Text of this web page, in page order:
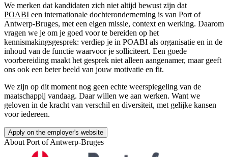
We merken dat kandidaten zich niet altijd bewust zijn dat
POABI een internationale dochteronderneming is van Port of
Antwerp-Bruges, met een eigen missie, context en werking. Daarom
vragen we je om je goed voor te bereiden op het
kennismakingsgesprek: verdiep je in POABI als organisatie en in de
inhoud van de functie waarvoor je solliciteert. Een goede
voorbereiding maakt het gesprek niet alleen aangenamer, maar geeft
ons ook een beter beeld van jouw motivatie en fit.
We zijn op dit moment nog geen echte weerspiegeling van de
maatschappij vandaag. Daar willen we aan werken. Want we
geloven in de kracht van verschil en diversiteit, met gelijke kansen
voor iedereen.
Apply on the employer's website
About Port of Antwerp-Bruges